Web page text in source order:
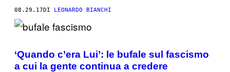
08.29.17DI LEONARDO BIANCHI
‘Quando c’era Lui’: le bufale sul fascismo
a cui la gente continua a credere